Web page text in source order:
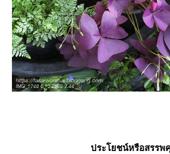
ประโยชน์หรือสรรพ